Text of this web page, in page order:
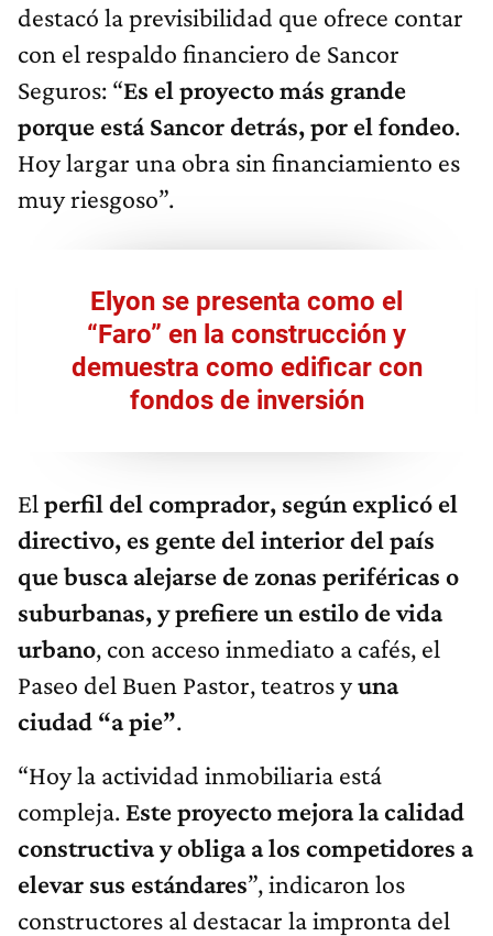
destacó la previsibilidad que ofrece contar
con el respaldo financiero de Sancor
Seguros: “Es el proyecto más grande
porque está Sancor detrás, por el fondeo.
Hoy largar una obra sin financiamiento es
muy riesgoso”.
Elyon se presenta como el
“Faro” en la construcción y
demuestra como edificar con
fondos de inversión
El perfil del comprador, según explicó el
directivo, es gente del interior del país
que busca alejarse de zonas periféricas o
suburbanas, y prefiere un estilo de vida
urbano, con acceso inmediato a cafés, el
Paseo del Buen Pastor, teatros yuna
ciudad “a pie”.
“Hoy la actividad inmobiliaria está
compleja. Este proyecto mejora la calidad
constructiva y obliga a los competidores a
elevar sus estándares”, indicaron los
constructores al destacar la impronta del